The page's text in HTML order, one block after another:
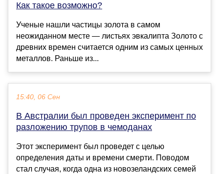
Как такое возможно?
Ученые нашли частицы золота в самом
неожиданном месте — листьях эвкалипта Золото с
древних времен считается одним из самых ценных
металлов. Раньше из...
15:40, 06 Сен
В Австралии был проведен эксперимент по
разложению трупов в чемоданах
Этот эксперимент был проведет с целью
определения даты и времени смерти. Поводом
стал случая, когда одна из новозеландских семей